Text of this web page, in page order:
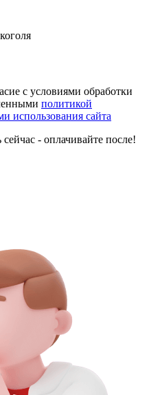
с условиями обработки
политикой
использования сайта
- оплачивайте после!